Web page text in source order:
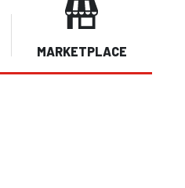
MARKETPLACE